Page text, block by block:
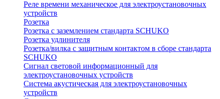
Реле времени механическое для электроустановочных
устройств
Розетка
Розетка с заземлением стандарта SCHUKO
Розетка удлинителя
Розетка/вилка с защитным контактом в сборе стандарта
SCHUKO
Сигнал световой информационный для
электроустановочных устройств
Система акустическая для электроустановочных
устройств